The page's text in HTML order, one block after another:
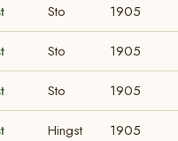
Sto 1905
Sto 1905
Sto 1905
Hingst 1905